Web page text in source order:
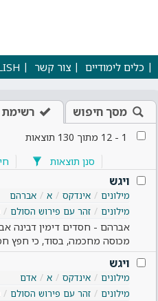
כלים לימודיים צור קשר
מסך חיפוש
1
-
12 מתוך 130 תוצאות
סנן תוצאות
ויגש
מילונים אינדקס א
אברהם
מילונים
זהר עם פירוש הסולם
אברהם - חסדים דימין דבינה
מכוסה מחכמה, בסוד, כי חפץ
ויגש
מילונים אינדקס א
אדם
מילונים
זהר עם פירוש הסולם